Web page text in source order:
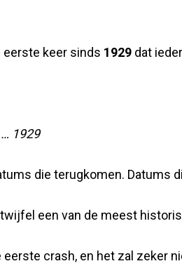
eerste keer sinds 1929 dat
1929
die terugkomen. Datums
een van de meest
eerste crash, en het zal zeker